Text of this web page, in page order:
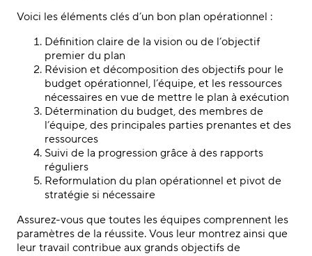
Voici les éléments clés d’un bon plan opérationnel :
Définition claire de la vision ou de l’objectif
premier du plan
Révision et décomposition des objectifs pour le
budget opérationnel, l’équipe, et les ressources
nécessaires en vue de mettre le plan à exécution
Détermination du budget, des membres de
l’équipe, des principales parties prenantes et des
ressources
Suivi de la progression grâce à des rapports
réguliers
Reformulation du plan opérationnel et pivot de
stratégie si nécessaire
Assurez-vous que toutes les équipes comprennent les
paramètres de la réussite. Vous leur montrez ainsi que
leur travail contribue aux grands objectifs de